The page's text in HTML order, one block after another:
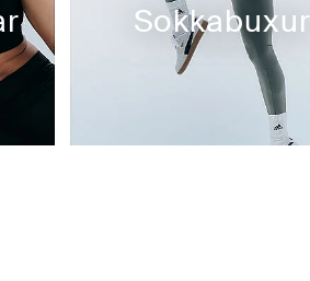
Sokkabuxur